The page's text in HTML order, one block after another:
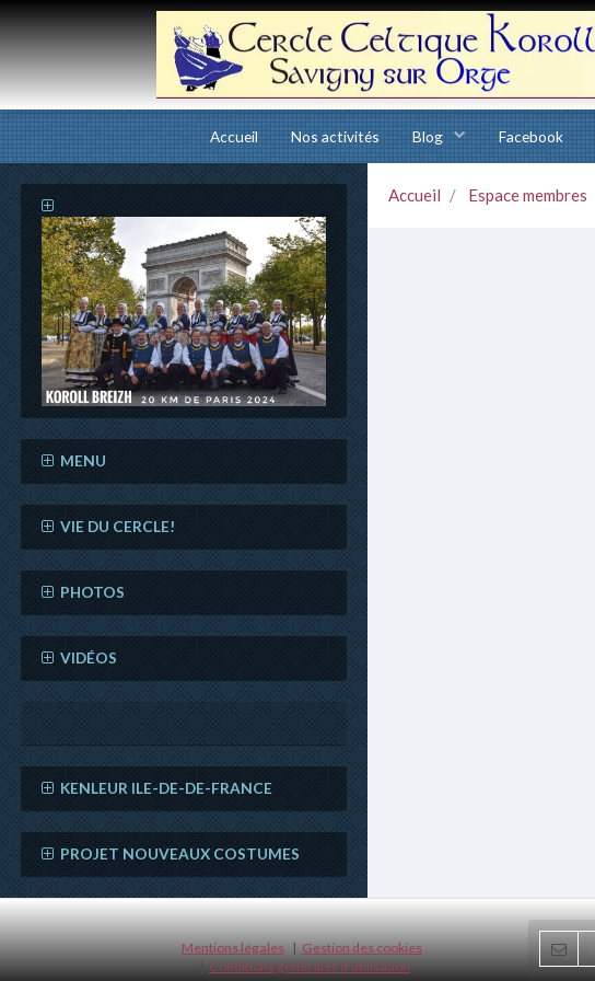
Accueil Nos activités Blog Facebook
Accueil Espace membres
MENU
VIE DU CERCLE!
PHOTOS
VIDÉOS
KENLEUR ILE-DE-DE-FRANCE
PROJET NOUVEAUX COSTUMES
Mentions légales
Gestion des cookies
Conditions générales d'utilisation